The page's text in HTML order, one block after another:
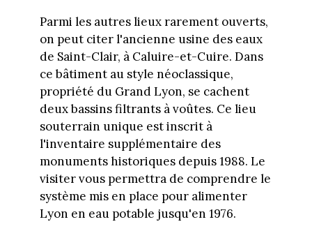
Parmi les autres lieux rarement ouverts,
on peut citer l'ancienne usine des eaux
de Saint-Clair, à Caluire-et-Cuire. Dans
ce bâtiment au style néoclassique,
propriété du Grand Lyon, se cachent
deux bassins filtrants à voûtes. Ce lieu
souterrain unique est inscrit à
l'inventaire supplémentaire des
monuments historiques depuis 1988. Le
visiter vous permettra de comprendre le
système mis en place pour alimenter
Lyon en eau potable jusqu'en 1976.